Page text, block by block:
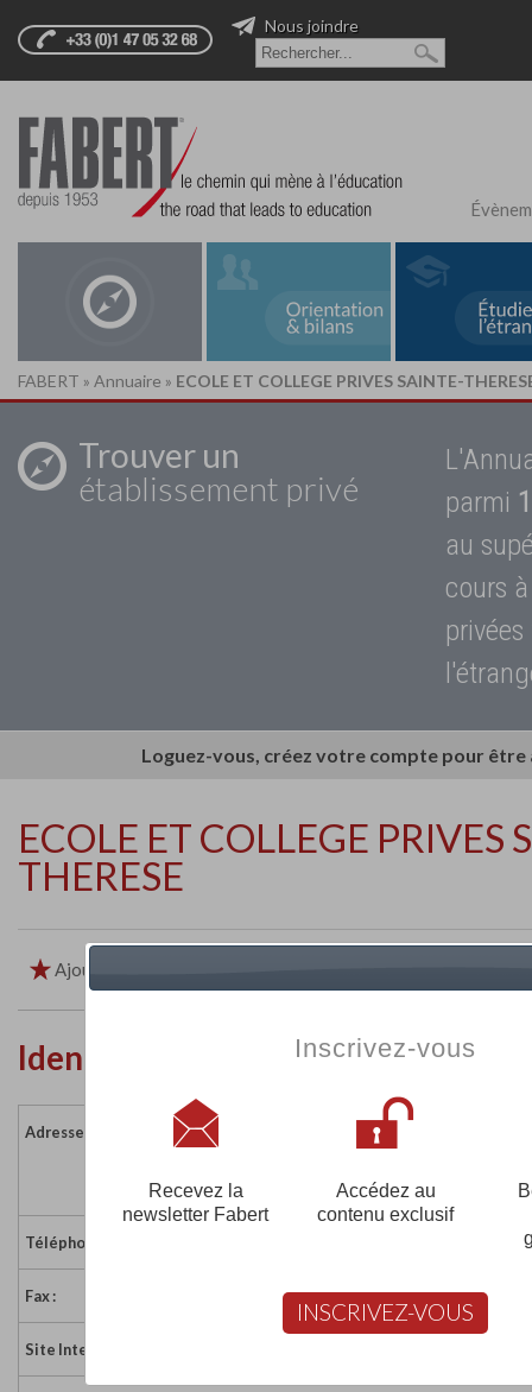
Nous joindre
FABERT » Annuaire » ECOLE ET COLLEGE PRIVES SAINTE-
Trouver un
établissement privé
parmi
au
cours
Loguez-vous, créez votre compte pour
ECOLE ET COLLEGE PRIVES
THERESE
Ajouter aux favoris
Identité de l'établissement
Adresse :
1 bis rue de l'Eglise
Téléphone :
Fax : 05 61 78 46 49
Site Internet :
Inscrivez-vous
Recevez la
newsletter Fabert
Accédez au
contenu exclusif
INSCRIVEZ-VOUS